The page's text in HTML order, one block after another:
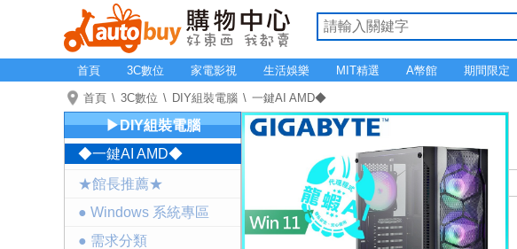
首頁 3C數位 家電影視 生活娛樂 MIT精選 A幣館 期間限定
首頁 3C數位 DIY組裝電腦 一鍵AI AMD◆
▶DIY組裝電腦
◆一鍵AI AMD◆
★館長推薦★
● Windows 系統專區
● 需求分類